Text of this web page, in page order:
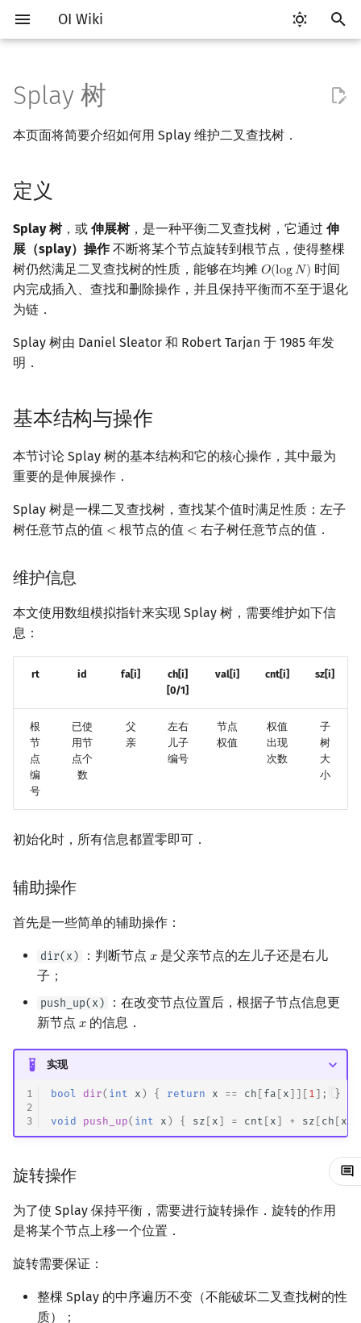
OI Wiki
开
搜
索
Getting Started
如何参与
OI Wiki 不是什么
格式手册
数学符号表
F.A.Q.
致谢
比赛相关简介
题型
学习路线
学习资源
技巧
常见技巧
出题
工具软件简介
Atom
Eclipse
Kate
Geany
Xcode
CP Editor
评测工具
CCR Plus
Lemon
命令行
命令行编译与调试
编译器
WSL (Windows 10)
Testlib
Validator
Interactor
Polygon
OJ 工具
Git
语言基础简介
运算
流程控制语句
函数
C++ 标准库
bitset
string
C++ 进阶 重载运算符
引用
新版 C++ 特性
编译优化
C++ 与其他常用语言的区别
Pascal 转 C++ 急救
Python 速成
Java 进阶
算法基础简介
枚举
模拟
递归 & 分治
贪心
排序
插入排序
计数排序
快速排序
桶排序
希尔排序
排序相关 STL
二分
倍增
构造
搜索部分简介
BFS（搜索）
双向搜索
启发式搜索
A*
迭代加深搜索
回溯法
Dancing Links
Alpha–Beta 剪枝
动态规划部分简介
记忆化搜索
背包 DP
区间 DP
DAG 上的 DP
树形 DP
数位 DP
插头 DP
计数 DP
概率 DP
DP 套 DP
四边形不等式优化
Slope Trick 优化
状态设计优化
字符串部分简介
标准库
字符串匹配
字符串哈希
字典树 (Trie)
前缀函数与 KMP 算法
Z 函数（扩展 KMP）
AC 自动机
后缀数组 (SA)
后缀平衡树
广义后缀自动机
回文树
序列自动机
Main–Lorentz 算法
数学部分简介
数字系统
格雷码
位操作
二进制集合操作
高精度计算
快速幂
弧度制与坐标系
复数
数论
最大公约数
欧拉函数
分解质因数
模逆元
线性同余方程
阶乘取模
二次剩余
Min_25 筛
洲阁筛
Meissel–Lehmer 算法
Stern–Brocot 树与 Farey
快速数论变换
快速沃尔什变换
多项式牛顿迭代
常系数齐次线性递推
多项式平移|连续点值平移
形式幂级数复合|复合逆
组合数学
斐波那契数列
错位排列
斯特林数
Entringer Number
Eulerian Number
Pólya 计数
线性代数
矩阵
初等变换
线性空间
特征多项式
对角化
域论
Schreier–Sims 算法
概率论
随机变量的数字特征
概率不等式
博弈论
非公平组合游戏
牛顿迭代法
杨氏矩阵
Berlekamp–Massey 算法
并查集
堆简介
配对堆
左偏树
分块思想
块状链表
树分块
Sqrt Tree
线段树基础
李超线段树
猫树
区间最值操作 & 区间历史最
值
定义
维护信息
辅助操作
旋转操作
伸展操作
时间复杂度
按照值查找
按照排名访问
合并操作
删除操作
查询排名
参考实现
序列操作
懒标记管理
习题
参考资料与注释
可持久化数据结构简介
可持久化块状数组
可持久化平衡树
可持久化字典树
可持久化可并堆
线段树套线段树
线段树套平衡树
树状数组套权值线段树
分块套树状数组
Link Cut Tree
Euler Tour Tree
Top Tree
图论部分简介
图的存储
DFS（图论）
BFS（图论）
树上问题
树的重心
最近公共祖先
树上启发式合并
动态树分治
AHU 算法
有向无环图
最短路问题
同余最短路
生成树问题
斯坦纳树
连通性相关
圆方树
点/边连通度
环计数问题
欧拉图
哈密顿图
弦图
网络流
费用流
上下界网络流
图的匹配
一般图最大匹配
一般图最大权匹配
Prüfer 序列
矩阵树定理
LGV 引理
最大团搜索算法
支配树
图上随机游走
计算几何部分简介
三维计算几何基础
距离
Pick 定理
三角剖分
凸包
旋转卡壳
半平面交
平面最近点对
反演变换
计算几何杂项
杂项简介
双指针
离线算法 莫队算法
分数规划
随机化
模拟退火
悬线法
计算理论基础
字节顺序
约瑟夫问题
在一台机器上规划任务
主元素问题
Kahan 求和
珂朵莉树/颜色段均摊
RMQ
括号序列
线段树与离线询问
Splay 树
本页面将简要介绍如何用 Splay 维护二叉查找树．
定义
Splay 树，或 伸展树，是一种平衡二叉查找树，它通过 伸
展（splay）操作不断将某个节点旋转到根节点，使得整棵
树仍然满足二叉查找树的性质，能够在均摊 𝑂(log𝑁)
O(logN)
时间
内完成插入、查找和删除操作，并且保持平衡而不至于退化
为链．
Splay 树由 Daniel Sleator 和 Robert Tarjan 于 1985 年发
明．
基本结构与操作
本节讨论 Splay 树的基本结构和它的核心操作，其中最为
重要的是伸展操作．
Splay 树是一棵二叉查找树，查找某个值时满足性质：左子
树任意节点的值 <
< 根节点的值 <
< 右子树任意节点的值．
维护信息
本文使用数组模拟指针来实现 Splay 树，需要维护如下信
息：
rt id fa[i]
ch[i]
[0/1]
val[i] cnt[i] sz[i]
根
节
点
编
号
已使
用节
点个
数
父
亲
左右
儿子
编号
节点
权值
权值
出现
次数
子
树
大
小
初始化时，所有信息都置零即可．
辅助操作
首先是一些简单的辅助操作：
dir(x) ：判断节点 𝑥
x 是父亲节点的左儿子还是右儿
子；
push_up(x)
：在改变节点位置后，根据子节点信息更
新节点 𝑥
x 的信息．
实现
1
2
3
bool dir( int x ) { return x == ch [ fa [ x ]][ 1 ]; }
void push_up( int x ) { sz [ x ] = cnt [ x ] + sz [ ch [ x
旋转操作
为了使 Splay 保持平衡，需要进行旋转操作．旋转的作用
是将某个节点上移一个位置．
旋转需要保证：
整棵 Splay 的中序遍历不变（不能破坏二叉查找树的性
质）；